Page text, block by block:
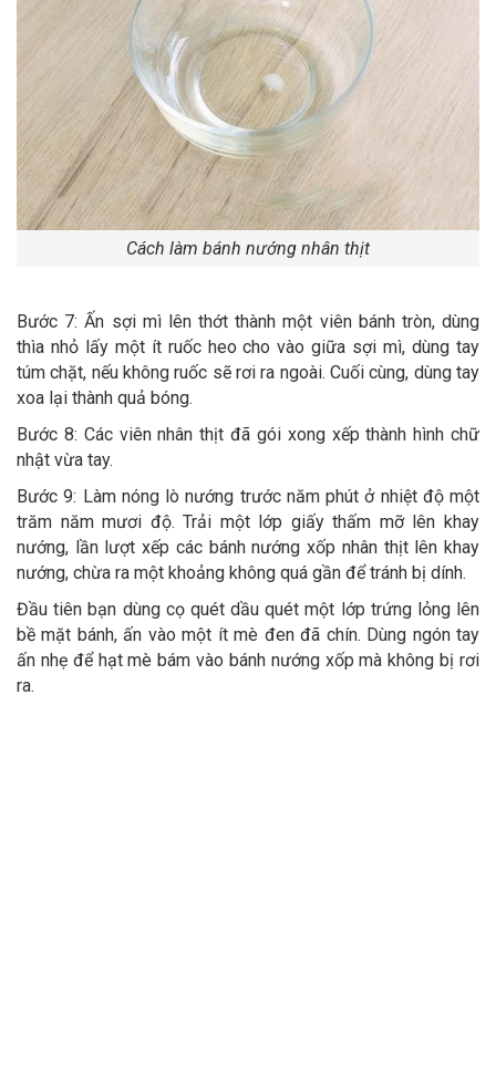
Cách làm bánh nướng nhân thịt
Bước 7: Ấn sợi mì lên thớt thành một viên bánh tròn, dùng
thìa nhỏ lấy một ít ruốc heo cho vào giữa sợi mì, dùng tay
túm chặt, nếu không ruốc sẽ rơi ra ngoài. Cuối cùng, dùng tay
xoa lại thành quả bóng.
Bước 8: Các viên nhân thịt đã gói xong xếp thành hình chữ
nhật vừa tay.
Bước 9: Làm nóng lò nướng trước năm phút ở nhiệt độ một
trăm năm mươi độ. Trải một lớp giấy thấm mỡ lên khay
nướng, lần lượt xếp các bánh nướng xốp nhân thịt lên khay
nướng, chừa ra một khoảng không quá gần để tránh bị dính.
Đầu tiên bạn dùng cọ quét dầu quét một lớp trứng lỏng lên
bề mặt bánh, ấn vào một ít mè đen đã chín. Dùng ngón tay
ấn nhẹ để hạt mè bám vào bánh nướng xốp mà không bị rơi
ra.